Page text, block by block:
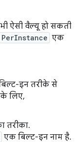
ऐसी वैल्यू हो सकती
PerInstance एक
इन तरीके से
लिए,
तरीका.
एक बिल्ट-इन नाम है.